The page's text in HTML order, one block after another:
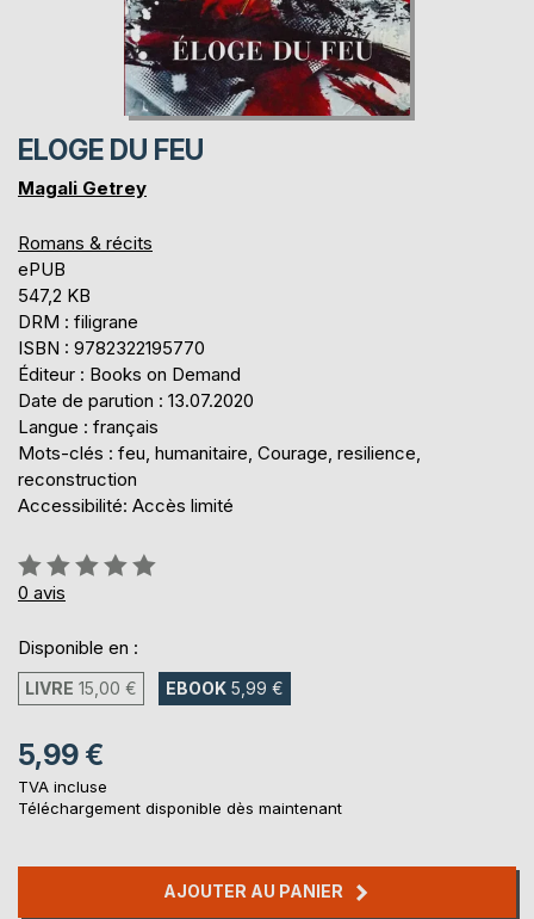
ELOGE DU FEU
Magali Getrey
Romans & récits
ePUB
547,2 KB
DRM : filigrane
ISBN : 9782322195770
Éditeur : Books on Demand
Date de parution : 13.07.2020
Langue : français
Mots-clés : feu, humanitaire, Courage, resilience,
reconstruction
Accessibilité: Accès limité
Évaluation:
0%
0 avis
Disponible en :
LIVRE 15,00 € EBOOK 5,99 €
5,99 €
TVA incluse
Téléchargement disponible dès maintenant
AJOUTER AU PANIER